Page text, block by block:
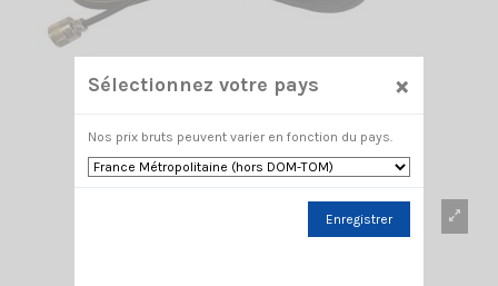
Sélectionnez votre pays ×
Nos prix bruts peuvent varier en fonction du pays.
Enregistrer